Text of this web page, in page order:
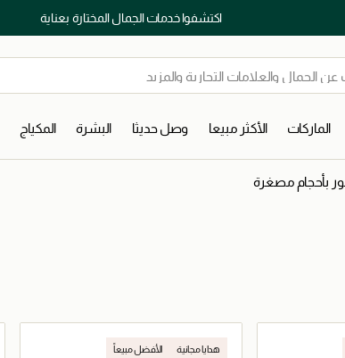
اكتشفوا خدمات الجمال المختارة بعناية
الماركات الأكثر مبيعا وصل حديثا البشرة المكياج
بأحجام مصغرة
هدايا مجانية الأفضل مبيعاً